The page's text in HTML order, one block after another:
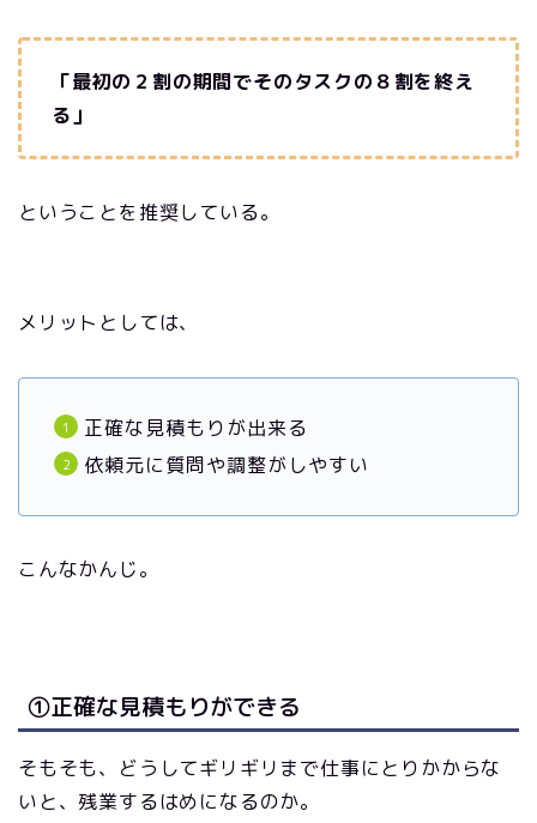
「最初の２割の期間でそのタスクの８割を終え
る」
ということを推奨している。
メリットとしては、
正確な見積もりが出来る
依頼元に質問や調整がしやすい
こんなかんじ。
①正確な見積もりができる
そもそも、どうしてギリギリまで仕事にとりかからな
いと、残業するはめになるのか。